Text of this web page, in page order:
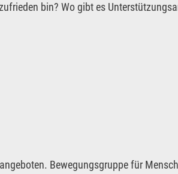
bin? Wo gibt es
Bewegungsgruppe für